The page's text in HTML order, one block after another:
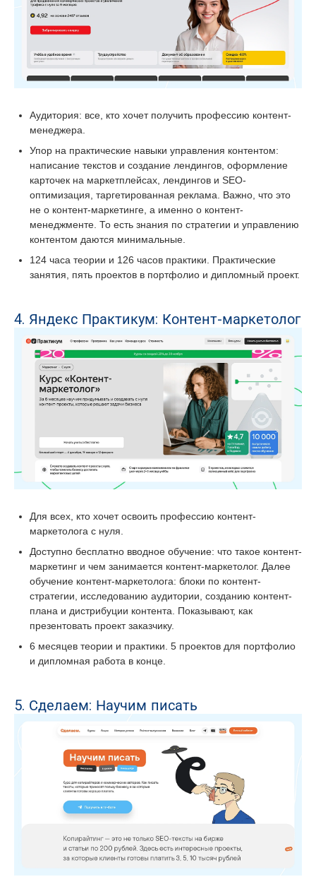
Аудитория: все, кто хочет получить профессию контент-
менеджера.
Упор на практические навыки управления контентом:
написание текстов и создание лендингов, оформление
карточек на маркетплейсах, лендингов и SEO-
оптимизация, таргетированная реклама. Важно, что это
не о контент-маркетинге, а именно о контент-
менеджменте. То есть знания по стратегии и управлению
контентом даются минимальные.
124 часа теории и 126 часов практики. Практические
занятия, пять проектов в портфолио и дипломный проект.
4. Яндекс Практикум: Контент-маркетолог
Для всех, кто хочет освоить профессию контент-
маркетолога с нуля.
Доступно бесплатно вводное обучение: что такое контент-
маркетинг и чем занимается контент-маркетолог. Далее
обучение контент-маркетолога: блоки по контент-
стратегии, исследованию аудитории, созданию контент-
плана и дистрибуции контента. Показывают, как
презентовать проект заказчику.
6 месяцев теории и практики. 5 проектов для портфолио
и дипломная работа в конце.
5. Сделаем: Научим писать